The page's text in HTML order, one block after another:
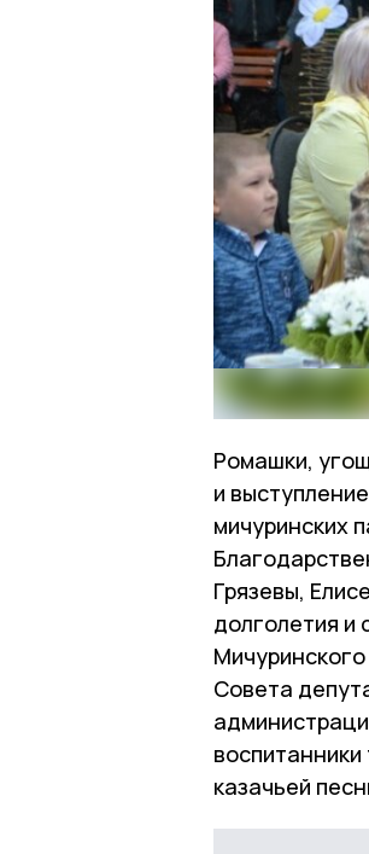
Ромашки,
и
мичуринских
Грязевы,
долголетия и
Совета
казачьей